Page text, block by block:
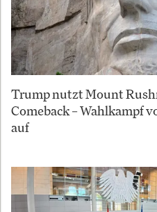
Trump nutzt Mount
Comeback – Wahlkampf
auf